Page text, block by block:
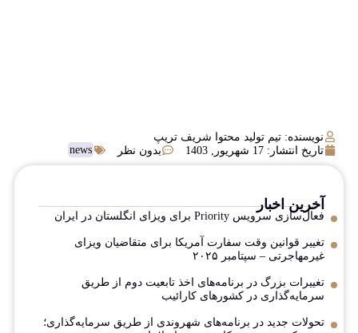
نویسنده: تیم تولید محتوا شریف تریپ
تاریخ انتشار: 17 شهریور, 1403 بدون نظر news
آخرین اخبار
فعال‌سازی سرویس Priority برای ویزای انگلستان در ایران
تغییر قوانین وقت سفارت آمریکا برای متقاضیان ویزای
غیرمهاجرتی – سپتامبر ۲۰۲۵
تغییرات بزرگ در برنامه‌های اخذ تابعیت دوم از طریق
سرمایه‌گذاری در کشورهای کارائیب
تحولات جدید در برنامه‌های شهروندی از طریق سرمایه‌گذاری؛